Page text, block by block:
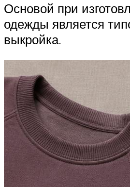
Основой при
одежды является
выкройка.